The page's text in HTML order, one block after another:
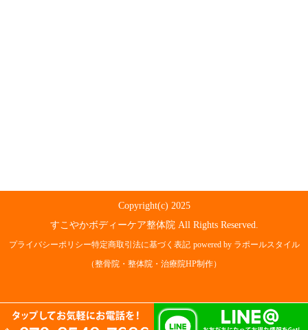
Copyright(c) 2025
すこやかボディーケア整体院 All Rights Reserved.
プライバシーポリシー特定商取引法に基づく表記 powered by ラポールスタイル
（整骨院・整体院・治療院HP制作）